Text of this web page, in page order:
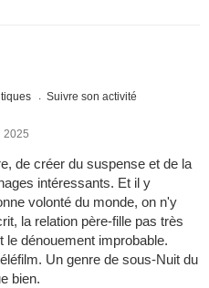
Suivre son activité
2025
de créer du suspense et de la
intéressants. Et il y
volonté du monde, on n'y
la relation père-fille pas très
le dénouement improbable.
Un genre de sous-Nuit du
bien.